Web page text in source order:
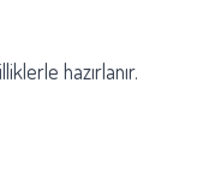
hazırlanır.